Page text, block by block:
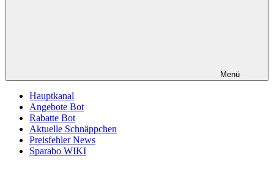
Menü
Hauptkanal
Angebote Bot
Rabatte Bot
Aktuelle Schnäppchen
Preisfehler News
Sparabo WIKI